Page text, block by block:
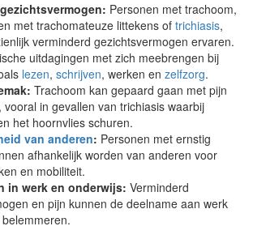
Personen met trachoom,
met trachomateuze littekens of trichiasis,
verminderd gezichtsvermogen ervaren.
uitdagingen met zich meebrengen bij
lezen, schrijven, werken en zelfzorg.
Trachoom kan gepaard gaan met pijn
vooral in gevallen van trichiasis waarbij
het hoornvlies schuren.
van anderen: Personen met ernstig
afhankelijk worden van anderen voor
en mobiliteit.
in werk en onderwijs: Verminderd
en pijn kunnen de deelname aan werk